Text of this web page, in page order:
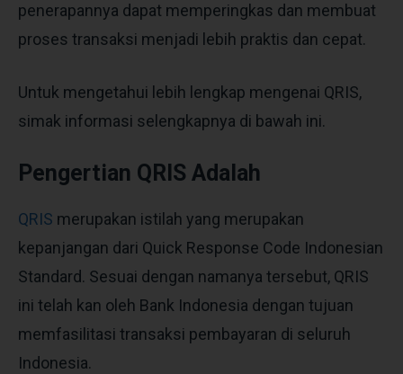
penerapannya dapat memperingkas dan membuat
proses transaksi menjadi lebih praktis dan cepat.
Untuk mengetahui lebih lengkap mengenai QRIS,
simak informasi selengkapnya di bawah ini.
Pengertian QRIS Adalah
QRIS merupakan istilah yang merupakan
kepanjangan dari Quick Response Code Indonesian
Standard. Sesuai dengan namanya tersebut, QRIS
ini telah kan oleh Bank Indonesia dengan tujuan
memfasilitasi transaksi pembayaran di seluruh
Indonesia.